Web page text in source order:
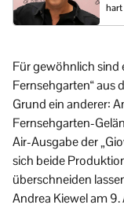
hart
Für gewöhnlich sind
Fernsehgarten“ aus
Grund ein anderer:
Fernsehgarten-
Air-Ausgabe der
sich beide
überschneiden
Andrea Kiewel am